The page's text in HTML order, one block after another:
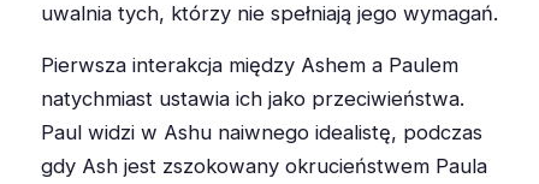
uwalnia tych, którzy nie spełniają jego wymagań.
Pierwsza interakcja między Ashem a Paulem
natychmiast ustawia ich jako przeciwieństwa.
Paul widzi w Ashu naiwnego idealistę, podczas
gdy Ash jest zszokowany okrucieństwem Paula